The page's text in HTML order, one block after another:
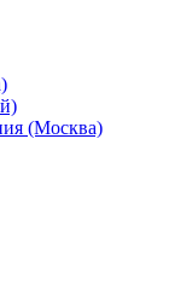
(Москва)